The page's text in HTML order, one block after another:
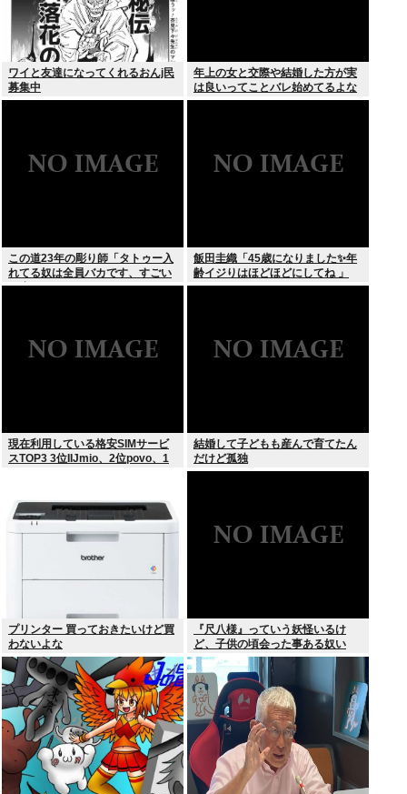
ワイと友達になってくれるおんj民
募集中
年上の女と交際や結婚した方が実
は良いってことバレ始めてるよな
この道23年の彫り師「タトゥー入
れてる奴は全員バカです、すごい
民度低い」
飯田圭織「45歳になりました✨年
齢イジりはほどほどにしてね 」
現在利用している格安SIMサービ
スTOP3 3位IIJmio、2位povo、1
結婚して子どもも産んで育てたん
だけど孤独
プリンター 買っておきたいけど買
わないよな
『尺八様』っていう妖怪いるけ
ど、子供の頃会った事ある奴い
る？？